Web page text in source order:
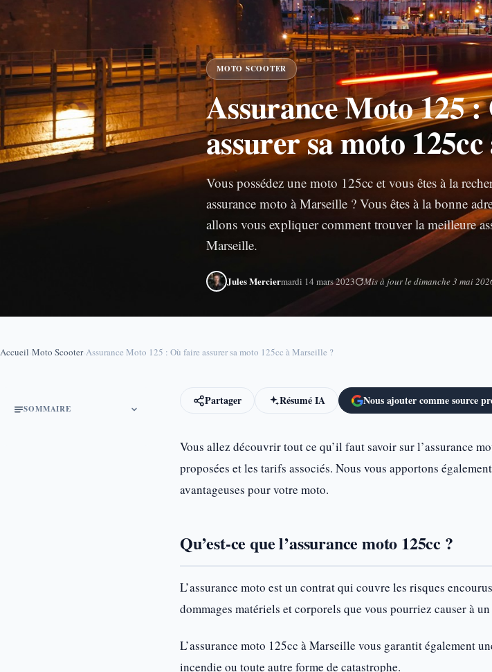
MOTO SCOOTER
Assurance Moto 125
assurer sa moto
Vous possédez une moto 125cc et vous êtes à la
assurance moto à Marseille ? Vous êtes à la bonne
allons vous expliquer comment trouver la meilleure
Marseille.
Jules Merciermardi 14 mars 2023 Mis à jour le dimanche 3 mai
Accueil Moto Scooter›Assurance Moto 125 : Où faire assurer sa moto 125cc à Marseille ?
SOMMAIRE
Partager Résumé IA Nous ajouter comme source
Vous allez découvrir tout ce qu’il faut savoir sur l’assurance
proposées et les tarifs associés. Nous vous apportons
avantageuses pour votre moto.
Qu’est-ce que l’assurance moto 125cc ?
L’assurance moto est un contrat qui couvre les risques
dommages matériels et corporels que vous pourriez causer à
L’assurance moto 125cc à Marseille vous garantit également
incendie ou toute autre forme de catastrophe.